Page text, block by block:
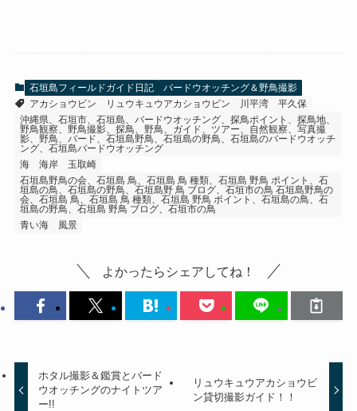
石垣島フィールドガイド日記
バードウオッチング＆野鳥撮影
アカショウビン
リュウキュウアカショウビン 川平湾
平久保
沖縄県、石垣市、石垣島、バードウオッチング、探鳥ポイント、探鳥地、
野鳥観察、野鳥撮影、探鳥、野鳥、ガイド、ツアー、自然観察、写真撮
影、野鳥、バード、石垣島野鳥、石垣島の野鳥、石垣島のバードウオッチ
ング、石垣島バードウオッチング
海
海岸
玉取崎
石垣島野鳥の会、石垣島 鳥、石垣島 鳥 種類、石垣島 野鳥 ポイント、石
垣島の鳥、石垣島の野鳥、石垣島野 鳥 ブログ、石垣市の鳥 石垣島野鳥の
会、石垣島 鳥、石垣島 鳥 種類、石垣島 野鳥 ポイント、石垣島の鳥、石
垣島の野鳥、石垣島 野鳥 ブログ、石垣市の鳥
青い海
風景
よかったらシェアしてね！
ホタル撮影＆鑑賞とバード
ウオッチングのナイトツア
ー!!
リュウキュウアカショウビ
ン貸切撮影ガイド！！